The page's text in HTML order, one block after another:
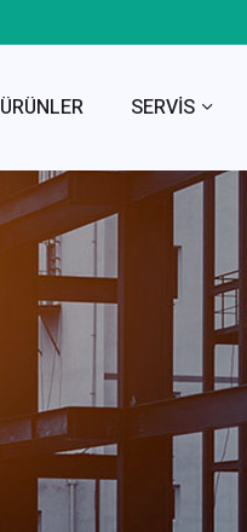
ÜRÜNLER SERVİS